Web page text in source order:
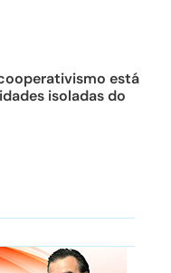
está
isoladas do